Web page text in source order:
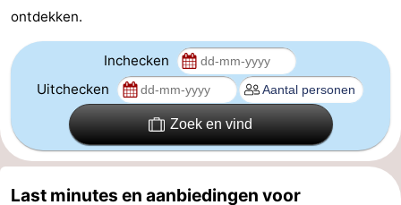
Wenduine
Weer
Contact
ontdekken.
Inchecken
Uitchecken
Zoek en vind
Last minutes en aanbiedingen voor